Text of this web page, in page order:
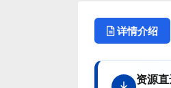
详情介绍
资源